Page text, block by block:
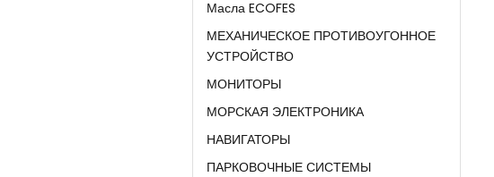
Масла ECOFES
МЕХАНИЧЕСКОЕ ПРОТИВОУГОННОЕ
УСТРОЙСТВО
МОНИТОРЫ
МОРСКАЯ ЭЛЕКТРОНИКА
НАВИГАТОРЫ
ПАРКОВОЧНЫЕ СИСТЕМЫ